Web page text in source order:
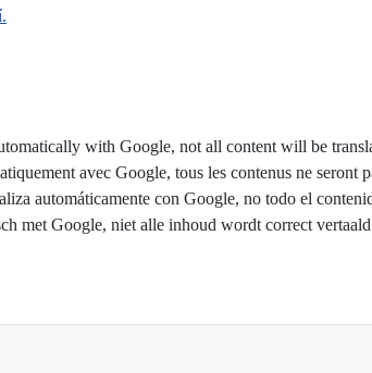
with Google, not all content will be
avec Google, tous les contenus ne seront
automáticamente con Google, no todo el
met Google, niet alle inhoud wordt correct vertaald